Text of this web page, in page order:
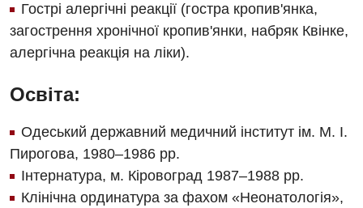
Кардіологія
Кардіохірургія
Мамологія
Неврологія
Нейрохірургія
Гострі алергічні реакції (гостра кропив'янка,
загострення хронічної кропив'янки, набряк Квінке,
алергічна реакція на ліки).
Освіта:
Одеський державний медичний інститут ім. М. І.
Пирогова, 1980–1986 рр.
Інтернатура, м. Кіровоград 1987–1988 рр.
Клінічна ординатура за фахом «Неонатологія»,